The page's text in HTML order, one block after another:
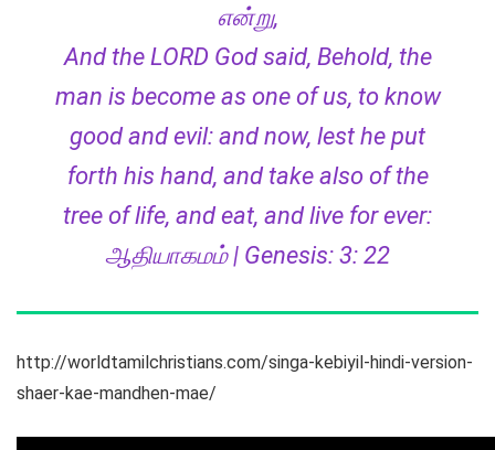
என்று,
And the LORD God said, Behold, the
man is become as one of us, to know
good and evil: and now, lest he put
forth his hand, and take also of the
tree of life, and eat, and live for ever:
ஆதியாகமம் | Genesis: 3: 22
http://worldtamilchristians.com/singa-kebiyil-hindi-version-
shaer-kae-mandhen-mae/